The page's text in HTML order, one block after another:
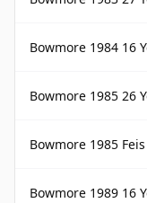
Bowmore 1984 16
Bowmore 1985 26
Bowmore 1985
Bowmore 1989 16